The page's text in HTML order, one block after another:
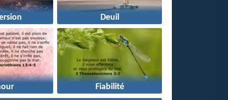
Deuil
Fiabilité